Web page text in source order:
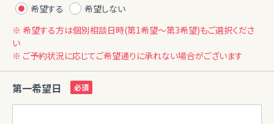
希望する
希望しない
※ 希望する方は個別相談日時(第1希望〜第3希望)もご選択くださ
い
※ ご予約状況に応じてご希望通りに承れない場合がございます
第一希望日